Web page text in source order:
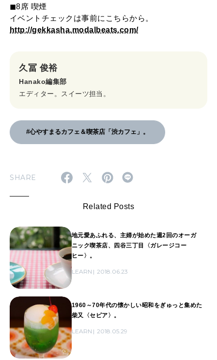
◼︎8席 喫煙
イベントチェックは事前にこちらから。
http://gekkasha.modalbeats.com/
久冨 俊裕
Hanako編集部
エディター。スイーツ担当。
#心やすまるカフェ＆喫茶店「渋カフェ」。
SHARE
Related Posts
地元愛あふれる、主婦が始めた週2回のオーガ
ニック喫茶店、四谷三丁目〈ガレージコー
ヒー〉。
LEARN 2018.06.23
1960～70年代の懐かしい昭和をぎゅっと集めた
柴又〈セピア〉。
LEARN 2018.05.29